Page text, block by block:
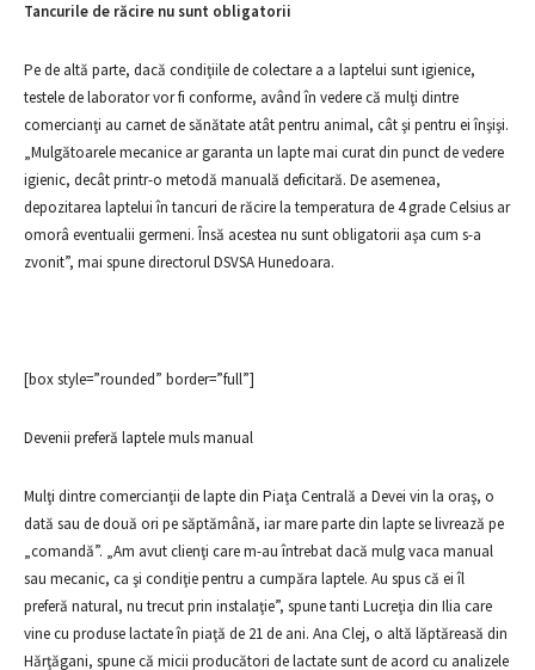
Tancurile de răcire nu sunt obligatorii
Pe de altă parte, dacă condiţiile de colectare a a laptelui sunt igienice,
testele de laborator vor fi conforme, având în vedere că mulţi dintre
comercianţi au carnet de sănătate atât pentru animal, cât şi pentru ei înşişi.
„Mulgătoarele mecanice ar garanta un lapte mai curat din punct de vedere
igienic, decât printr-o metodă manuală deficitară. De asemenea,
depozitarea laptelui în tancuri de răcire la temperatura de 4 grade Celsius ar
omorâ eventualii germeni. Însă acestea nu sunt obligatorii aşa cum s-a
zvonit”, mai spune directorul DSVSA Hunedoara.
[box style=”rounded” border=”full”]
Devenii preferă laptele muls manual
Mulţi dintre comercianţii de lapte din Piaţa Centrală a Devei vin la oraş, o
dată sau de două ori pe săptămână, iar mare parte din lapte se livrează pe
„comandă”. „Am avut clienţi care m-au întrebat dacă mulg vaca manual
sau mecanic, ca şi condiţie pentru a cumpăra laptele. Au spus că ei îl
preferă natural, nu trecut prin instalaţie”, spune tanti Lucreţia din Ilia care
vine cu produse lactate în piaţă de 21 de ani. Ana Clej, o altă lăptăreasă din
Hărţăgani, spune că micii producători de lactate sunt de acord cu analizele